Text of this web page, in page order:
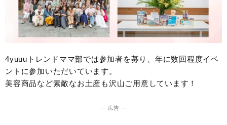
4yuuuトレンドママ部では参加者を募り、年に数回程度イベ
ントに参加いただいています。
美容商品など素敵なお土産も沢山ご用意しています！
― 広告 ―